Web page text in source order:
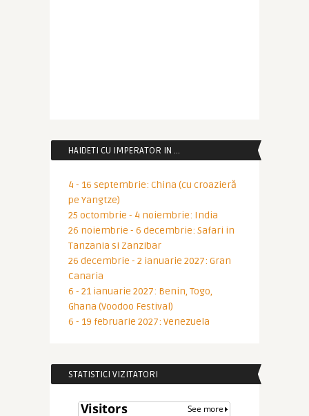
HAIDETI CU IMPERATOR IN …
4 - 16 septembrie: China (cu croazieră
pe Yangtze)
25 octombrie - 4 noiembrie: India
26 noiembrie - 6 decembrie: Safari in
Tanzania si Zanzibar
26 decembrie - 2 ianuarie 2027: Gran
Canaria
6 - 21 ianuarie 2027: Benin, Togo,
Ghana (Voodoo Festival)
6 - 19 februarie 2027: Venezuela
STATISTICI VIZITATORI